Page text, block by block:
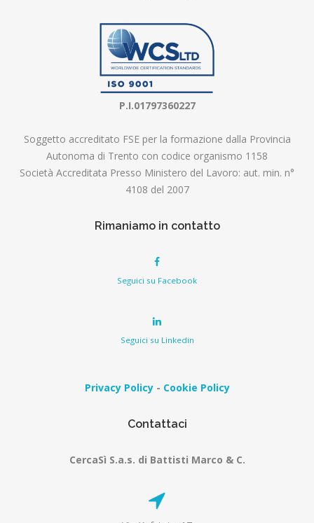
P.I.01797360227
Soggetto accreditato FSE per la formazione dalla Provincia
Autonoma di Trento con codice organismo 1158
Società Accreditata Presso Ministero del Lavoro: aut. min. n°
4108 del 2007
Rimaniamo in contatto
Seguici su Facebook
Seguici su Linkedin
Privacy Policy- Cookie Policy
Contattaci
CercaSì S.a.s. di Battisti Marco & C.